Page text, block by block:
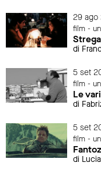
29 ago
film -
di
5 set
film -
Le
di
5 set
film -
di